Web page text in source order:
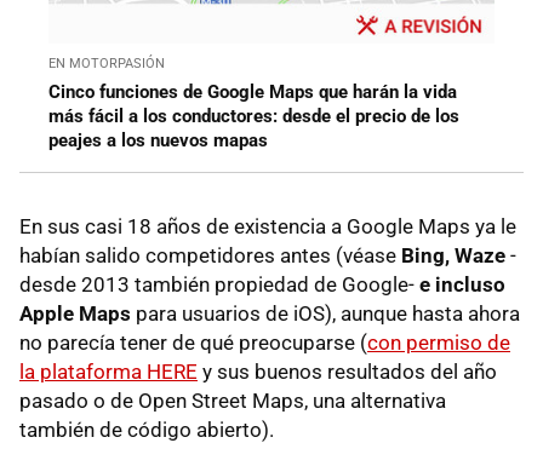
EN MOTORPASIÓN
Cinco funciones de Google Maps que harán la vida
más fácil a los conductores: desde el precio de los
peajes a los nuevos mapas
En sus casi 18 años de existencia a Google Maps ya le
habían salido competidores antes (véase Bing, Waze -
desde 2013 también propiedad de Google- e incluso
Apple Maps para usuarios de iOS), aunque hasta ahora
no parecía tener de qué preocuparse (con permiso de
la plataforma HERE y sus buenos resultados del año
pasado o de Open Street Maps, una alternativa
también de código abierto).